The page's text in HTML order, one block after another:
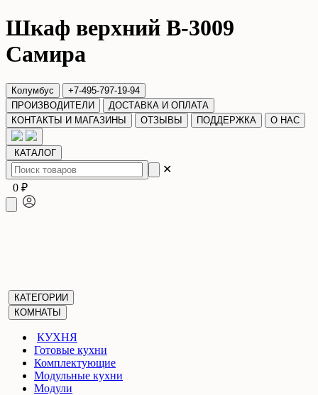
Шкаф верхний В-3009
Самира
Колумбус
+7-495-797-19-94
ПРОИЗВОДИТЕЛИ
ДОСТАВКА И ОПЛАТА
КОНТАКТЫ И МАГАЗИНЫ
ОТЗЫВЫ ПОДДЕРЖКА О НАС
КАТАЛОГ
✕
0 ₽
КАТЕГОРИИ
КОМНАТЫ
КУХНЯ
Готовые кухни
Комплектующие
Модульные кухни
Модули